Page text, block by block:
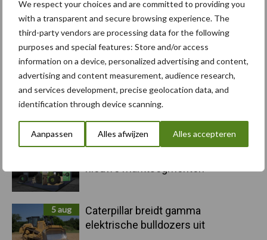
We respect your choices and are committed to providing you
with a transparent and secure browsing experience. The
third-party vendors are processing data for the following
purposes and special features: Store and/or access
information on a device, personalized advertising and content,
advertising and content measurement, audience research,
and services development, precise geolocation data, and
identification through device scanning.
Aanpassen Alles afwijzen Alles accepteren
Primaire
Sidebar
Recent nieuws Partner nieuws
6 aug
"Hoge verwachtingen van schijven
voor kouters"
5 aug
Caterpillar breidt gamma
elektrische bulldozers uit
Toon meer